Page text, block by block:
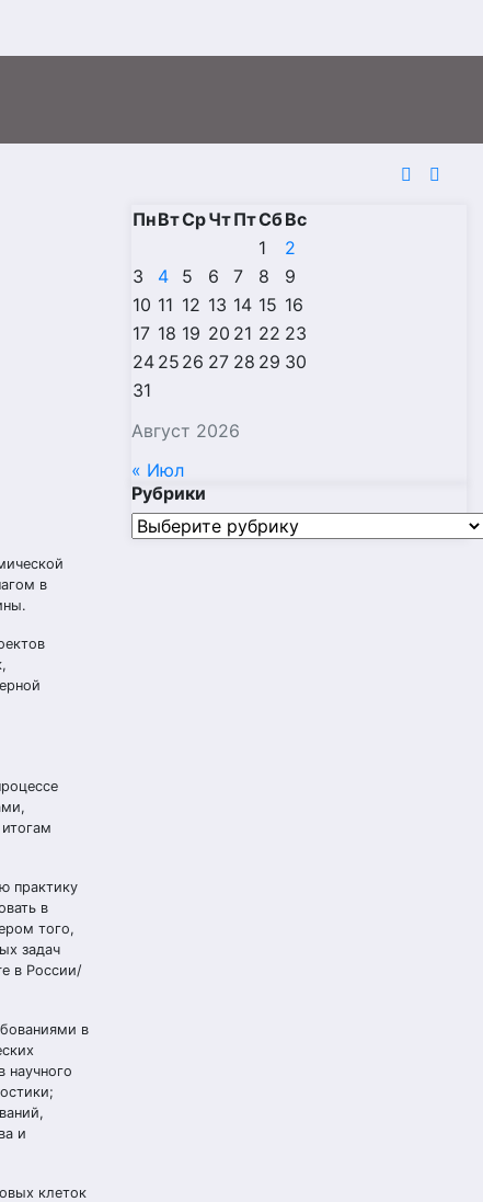
в
практику
в
того,
задач
в России/
в
научного
и
клеток
Август 2026
ПнВтСрЧтПтСбВс
1
2
3
4 5 6 7 8
9
10 11 12 13 14 15 16
17 18 19 20 21 22 23
24 25 26 27 28 29 30
31
« Июл
Рубрики
Рубрики